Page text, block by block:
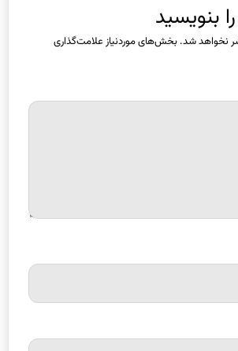
بنویسید
نخواهد شد. بخش‌های موردنیاز علامت‌گذاری